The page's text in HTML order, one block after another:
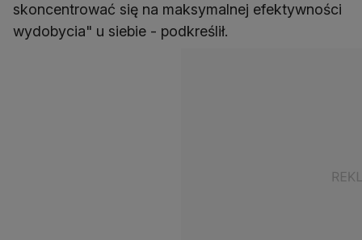
skoncentrować się na maksymalnej efektywności
wydobycia" u siebie - podkreślił.